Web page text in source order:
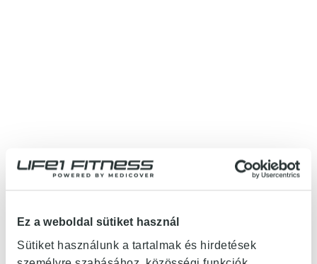
Ez a weboldal sütiket használ
Sütiket használunk a tartalmak és hirdetések